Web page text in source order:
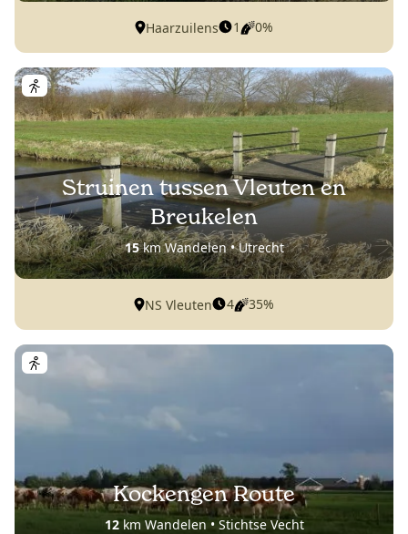
Haarzuilens 1 0%
Struinen tussen Vleuten en
Breukelen
15km Wandelen • Utrecht
NS Vleuten 4 35%
Kockengen Route
12km Wandelen • Stichtse Vecht